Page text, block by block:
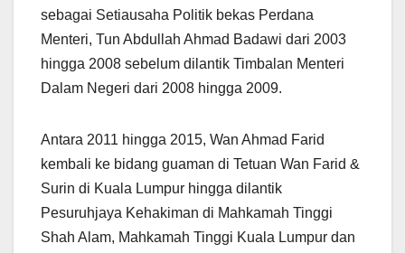
sebagai Setiausaha Politik bekas Perdana
Menteri, Tun Abdullah Ahmad Badawi dari 2003
hingga 2008 sebelum dilantik Timbalan Menteri
Dalam Negeri dari 2008 hingga 2009.
Antara 2011 hingga 2015, Wan Ahmad Farid
kembali ke bidang guaman di Tetuan Wan Farid &
Surin di Kuala Lumpur hingga dilantik
Pesuruhjaya Kehakiman di Mahkamah Tinggi
Shah Alam, Mahkamah Tinggi Kuala Lumpur dan